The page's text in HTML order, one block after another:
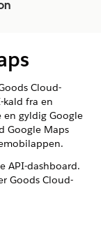
Cloud-
fra en
gyldig Google
Google Maps
API-dashboard.
Goods Cloud-